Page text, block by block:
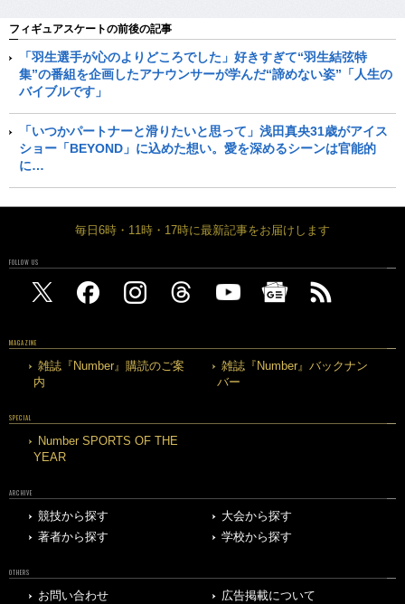
フィギュアスケートの前後の記事
「羽生選手が心のよりどころでした」好きすぎて“羽生結弦特
集”の番組を企画したアナウンサーが学んだ“諦めない姿”「人生の
バイブルです」
「いつかパートナーと滑りたいと思って」浅田真央31歳がアイス
ショー「BEYOND」に込めた想い。愛を深めるシーンは官能的
に…
毎日6時・11時・17時に最新記事をお届けします
FOLLOW US
MAGAZINE
雑誌『Number』購読のご案
内
雑誌『Number』バックナン
バー
SPECIAL
Number SPORTS OF THE
YEAR
ARCHIVE
競技から探す
大会から探す
著者から探す
学校から探す
OTHERS
お問い合わせ 広告掲載について